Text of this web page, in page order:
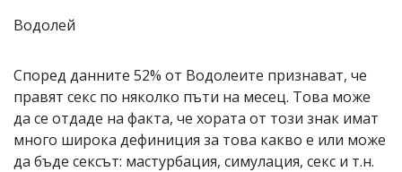
откриете
вас
коментар,
моля
сигнализирайте
ни!
Водолей
Според данните 52% от Водолеите признават, че
правят секс по няколко пъти на месец. Това може
да се отдаде на факта, че хората от този знак имат
много широка дефиниция за това какво е или може
да бъде сексът: мастурбация, симулация, секс и т.н.